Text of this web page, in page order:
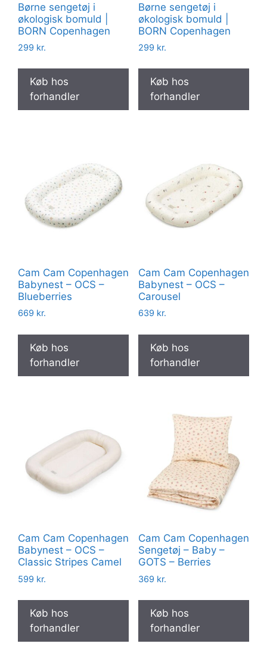
Børne sengetøj i
økologisk bomuld |
BORN Copenhagen
299 kr.
Køb hos
forhandler
Børne sengetøj i
økologisk bomuld |
BORN Copenhagen
299 kr.
Køb hos
forhandler
Cam Cam Copenhagen
Babynest – OCS –
Blueberries
669 kr.
Køb hos
forhandler
Cam Cam Copenhagen
Babynest – OCS –
Carousel
639 kr.
Køb hos
forhandler
Cam Cam Copenhagen
Babynest – OCS –
Classic Stripes Camel
599 kr.
Køb hos
forhandler
Cam Cam Copenhagen
Sengetøj – Baby –
GOTS – Berries
369 kr.
Køb hos
forhandler